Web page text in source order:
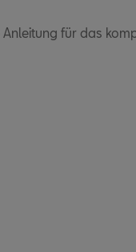
Anleitung für das